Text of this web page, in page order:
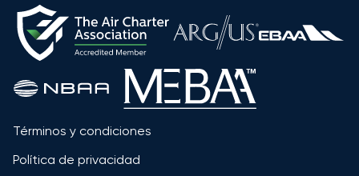
Términos y condiciones
Política de privacidad